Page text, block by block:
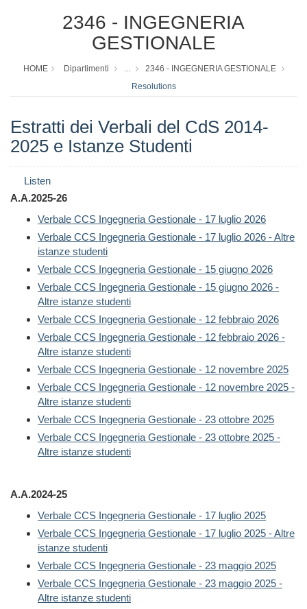
2346 - INGEGNERIA
GESTIONALE
HOME Dipartimenti ...
2346 - INGEGNERIA GESTIONALE
Resolutions
Estratti dei Verbali del CdS 2014-
2025 e Istanze Studenti
Listen
A.A.2025-26
Verbale CCS Ingegneria Gestionale - 17 luglio 2026
Verbale CCS Ingegneria Gestionale - 17 luglio 2026 - Altre
istanze studenti
Verbale CCS Ingegneria Gestionale - 15 giugno 2026
Verbale CCS Ingegneria Gestionale - 15 giugno 2026 -
Altre istanze studenti
Verbale CCS Ingegneria Gestionale - 12 febbraio 2026
Verbale CCS Ingegneria Gestionale - 12 febbraio 2026 -
Altre istanze studenti
Verbale CCS Ingegneria Gestionale - 12 novembre 2025
Verbale CCS Ingegneria Gestionale - 12 novembre 2025 -
Altre istanze studenti
Verbale CCS Ingegneria Gestionale - 23 ottobre 2025
Verbale CCS Ingegneria Gestionale - 23 ottobre 2025 -
Altre istanze studenti
A.A.2024-25
Verbale CCS Ingegneria Gestionale - 17 luglio 2025
Verbale CCS Ingegneria Gestionale - 17 luglio 2025 - Altre
istanze studenti
Verbale CCS Ingegneria Gestionale - 23 maggio 2025
Verbale CCS Ingegneria Gestionale - 23 maggio 2025 -
Altre istanze studenti